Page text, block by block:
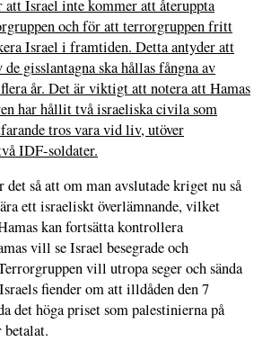
Israel inte kommer att återuppta
och för att terrorgruppen fritt
Israel i framtiden. Detta antyder att
gisslantagna ska hållas fångna av
år. Det är viktigt att notera att Hamas
har hållit två israeliska civila som
tros vara vid liv, utöver
IDF-soldater.
så att om man avslutade kriget nu så
ett israeliskt överlämnande, vilket
kan fortsätta kontrollera
vill se Israel besegrade och
vill utropa seger och sända
fiender om att illdåden den 7
det höga priset som palestinierna på
betalat.